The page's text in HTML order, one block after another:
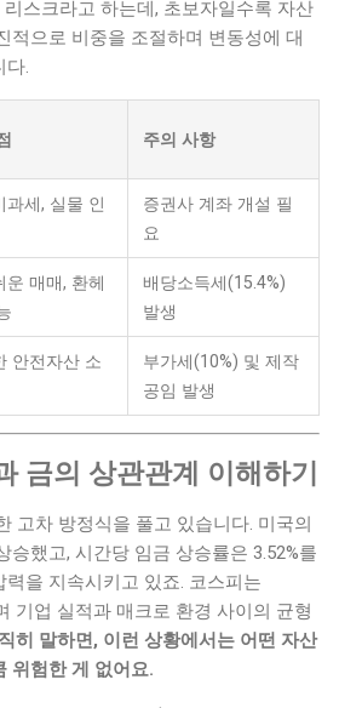
스크라고 하는데, 초보자일수록 자산
적으로 비중을 조절하며 변동성에 대
.
주의 사항
과세, 실물 인
증권사 계좌 개설 필
요
운 매매, 환헤
배당소득세(15.4%)
발생
안전자산 소
부가세(10%) 및 제작
공임 발생
금의 상관관계 이해하기
고차 방정식을 풀고 있습니다. 미국의
승했고, 시간당 임금 상승률은 3.52%를
을 지속시키고 있죠. 코스피는
기업 실적과 매크로 환경 사이의 균형
히 말하면, 이런 상황에서는 어떤 자산
위험한 게 없어요.